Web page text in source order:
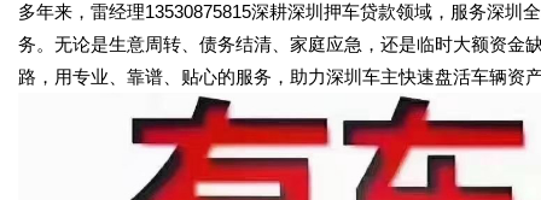
多年来，雷经理13530875815深耕深圳押车贷款领域，服务深圳
务。无论是生意周转、债务结清、家庭应急，还是临时大额资金
路，用专业、靠谱、贴心的服务，助力深圳车主快速盘活车辆资